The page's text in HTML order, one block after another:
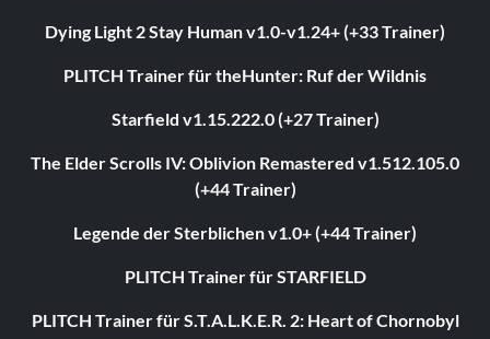
Dying Light 2 Stay Human v1.0-v1.24+ (+33 Trainer)
PLITCH Trainer für theHunter: Ruf der Wildnis
Starfield v1.15.222.0 (+27 Trainer)
The Elder Scrolls IV: Oblivion Remastered v1.512.105.0
(+44 Trainer)
Legende der Sterblichen v1.0+ (+44 Trainer)
PLITCH Trainer für STARFIELD
PLITCH Trainer für S.T.A.L.K.E.R. 2: Heart of Chornobyl